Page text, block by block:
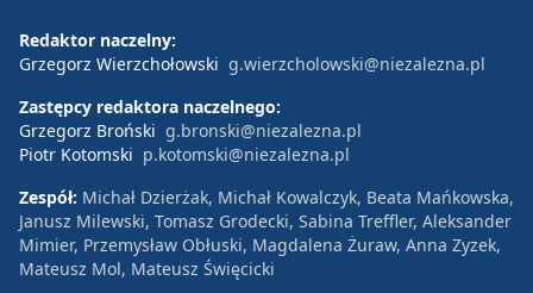
Redaktor naczelny:
Grzegorz Wierzchołowski g.wierzcholowski@niezalezna.pl
Zastępcy redaktora naczelnego:
Grzegorz Broński g.bronski@niezalezna.pl
Piotr Kotomski p.kotomski@niezalezna.pl
Zespół: Michał Dzierżak, Michał Kowalczyk, Beata Mańkowska,
Janusz Milewski, Tomasz Grodecki, Sabina Treffler, Aleksander
Mimier, Przemysław Obłuski, Magdalena Żuraw, Anna Zyzek,
Mateusz Mol, Mateusz Święcicki